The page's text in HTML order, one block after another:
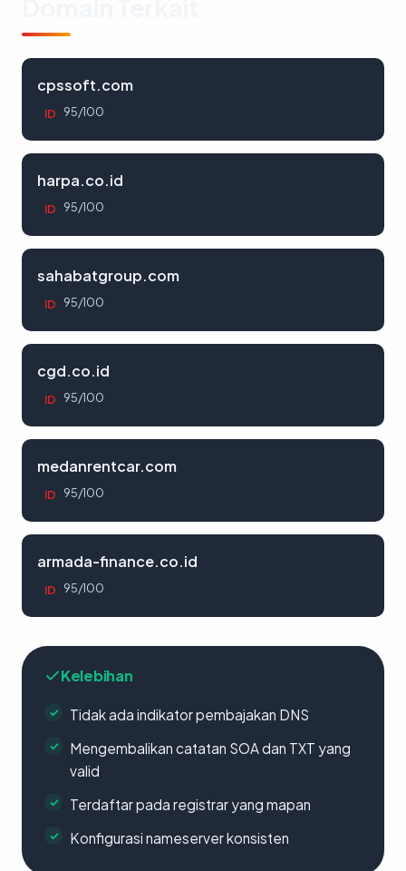
cpssoft.com
ID 95/100
harpa.co.id
ID 95/100
sahabatgroup.com
ID 95/100
cgd.co.id
ID 95/100
medanrentcar.com
ID 95/100
armada-finance.co.id
ID 95/100
Kelebihan
Tidak ada indikator pembajakan DNS
Mengembalikan catatan SOA dan TXT yang
valid
Terdaftar pada registrar yang mapan
Konfigurasi nameserver konsisten